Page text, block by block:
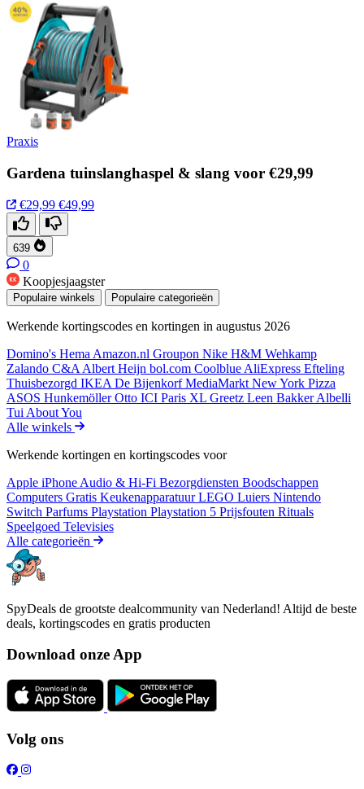
Praxis
Gardena tuinslanghaspel & slang voor €29,99
€29,99 €49,99
639
0
Koopjesjaagster
Populaire winkels Populaire categorieën
Werkende kortingscodes en kortingen in augustus 2026
Domino's Hema Amazon.nl Groupon Nike H&M Wehkamp
Zalando C&A Albert Heijn bol.com Coolblue AliExpress Efteling
Thuisbezorgd IKEA De BijenkorfMediaMarkt New York Pizza
ASOS HunkemöllerOtto ICI Paris XL Greetz Leen BakkerAlbelli
Tui About You
Alle winkels
Werkende kortingen en kortingscodes voor
Apple iPhone Audio & Hi-Fi Bezorgdiensten Boodschappen
Computers Gratis KeukenapparatuurLEGO Luiers Nintendo
Switch Parfums Playstation Playstation 5 Prijsfouten Rituals
Speelgoed Televisies
Alle categorieën
SpyDeals de grootste dealcommunity van Nederland! Altijd de beste
deals, kortingscodes en gratis producten
Download onze App
Volg ons